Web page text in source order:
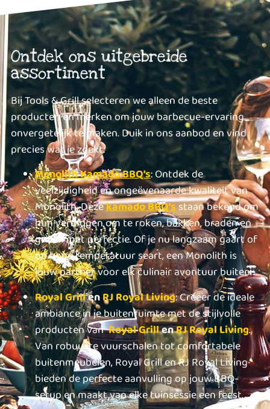
Ontdek ons uitgebreide
assortiment
Bij Tools & Grill selecteren we alleen de beste
producten en merken om jouw barbecue-ervaring
onvergetelijk te maken. Duik in ons aanbod en vind
precies wat je zoekt:
MonolithKamado BBQ’s: Ontdek de
veelzijdigheid en ongeëvenaarde kwaliteit van
Monolith. Dezekamado BBQ’sstaan bekend om
hun vermogen om te roken, bakken, braden en
grillen met perfectie. Of je nu langzaam gaart of
op hoge temperatuur seart, een Monolith is
jouw partner voor elk culinair avontuur buiten.
Royal GrillenRJ Royal Living: Creëer de ideale
ambiance in je buitenruimte met de stijlvolle
producten vanRoyal GrillenRJ Royal Living.
Van robuuste vuurschalen tot comfortabele
buitenmeubelen, Royal Grill en RJ Royal Living
bieden de perfecte aanvulling op jouw BBQ-
setup en maakt van elke tuinsessie een feest.